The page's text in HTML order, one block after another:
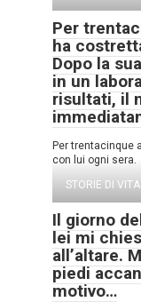
Per
ha
Dopo la
in un
risultati, il
Per trentacinque
con lui ogni sera.
STORIE DI VITA
Il giorno
lei mi
all’altare.
piedi
motivo…